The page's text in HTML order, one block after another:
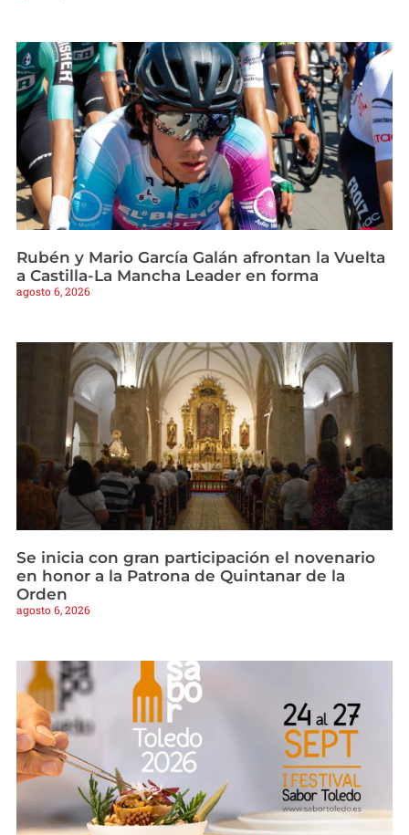
Rubén y Mario García Galán afrontan la Vuelta
a Castilla-La Mancha Leader en forma
agosto 6, 2026
Se inicia con gran participación el novenario
en honor a la Patrona de Quintanar de la
Orden
agosto 6, 2026